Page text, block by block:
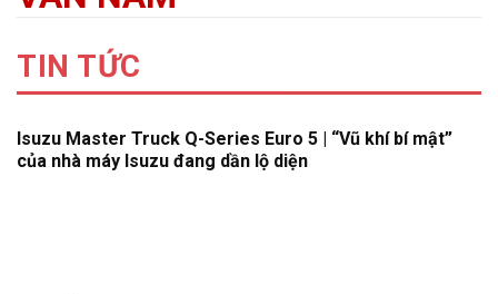
TIN TỨC
Isuzu Master Truck Q-Series Euro 5 | “Vũ khí bí mật”
của nhà máy Isuzu đang dần lộ diện